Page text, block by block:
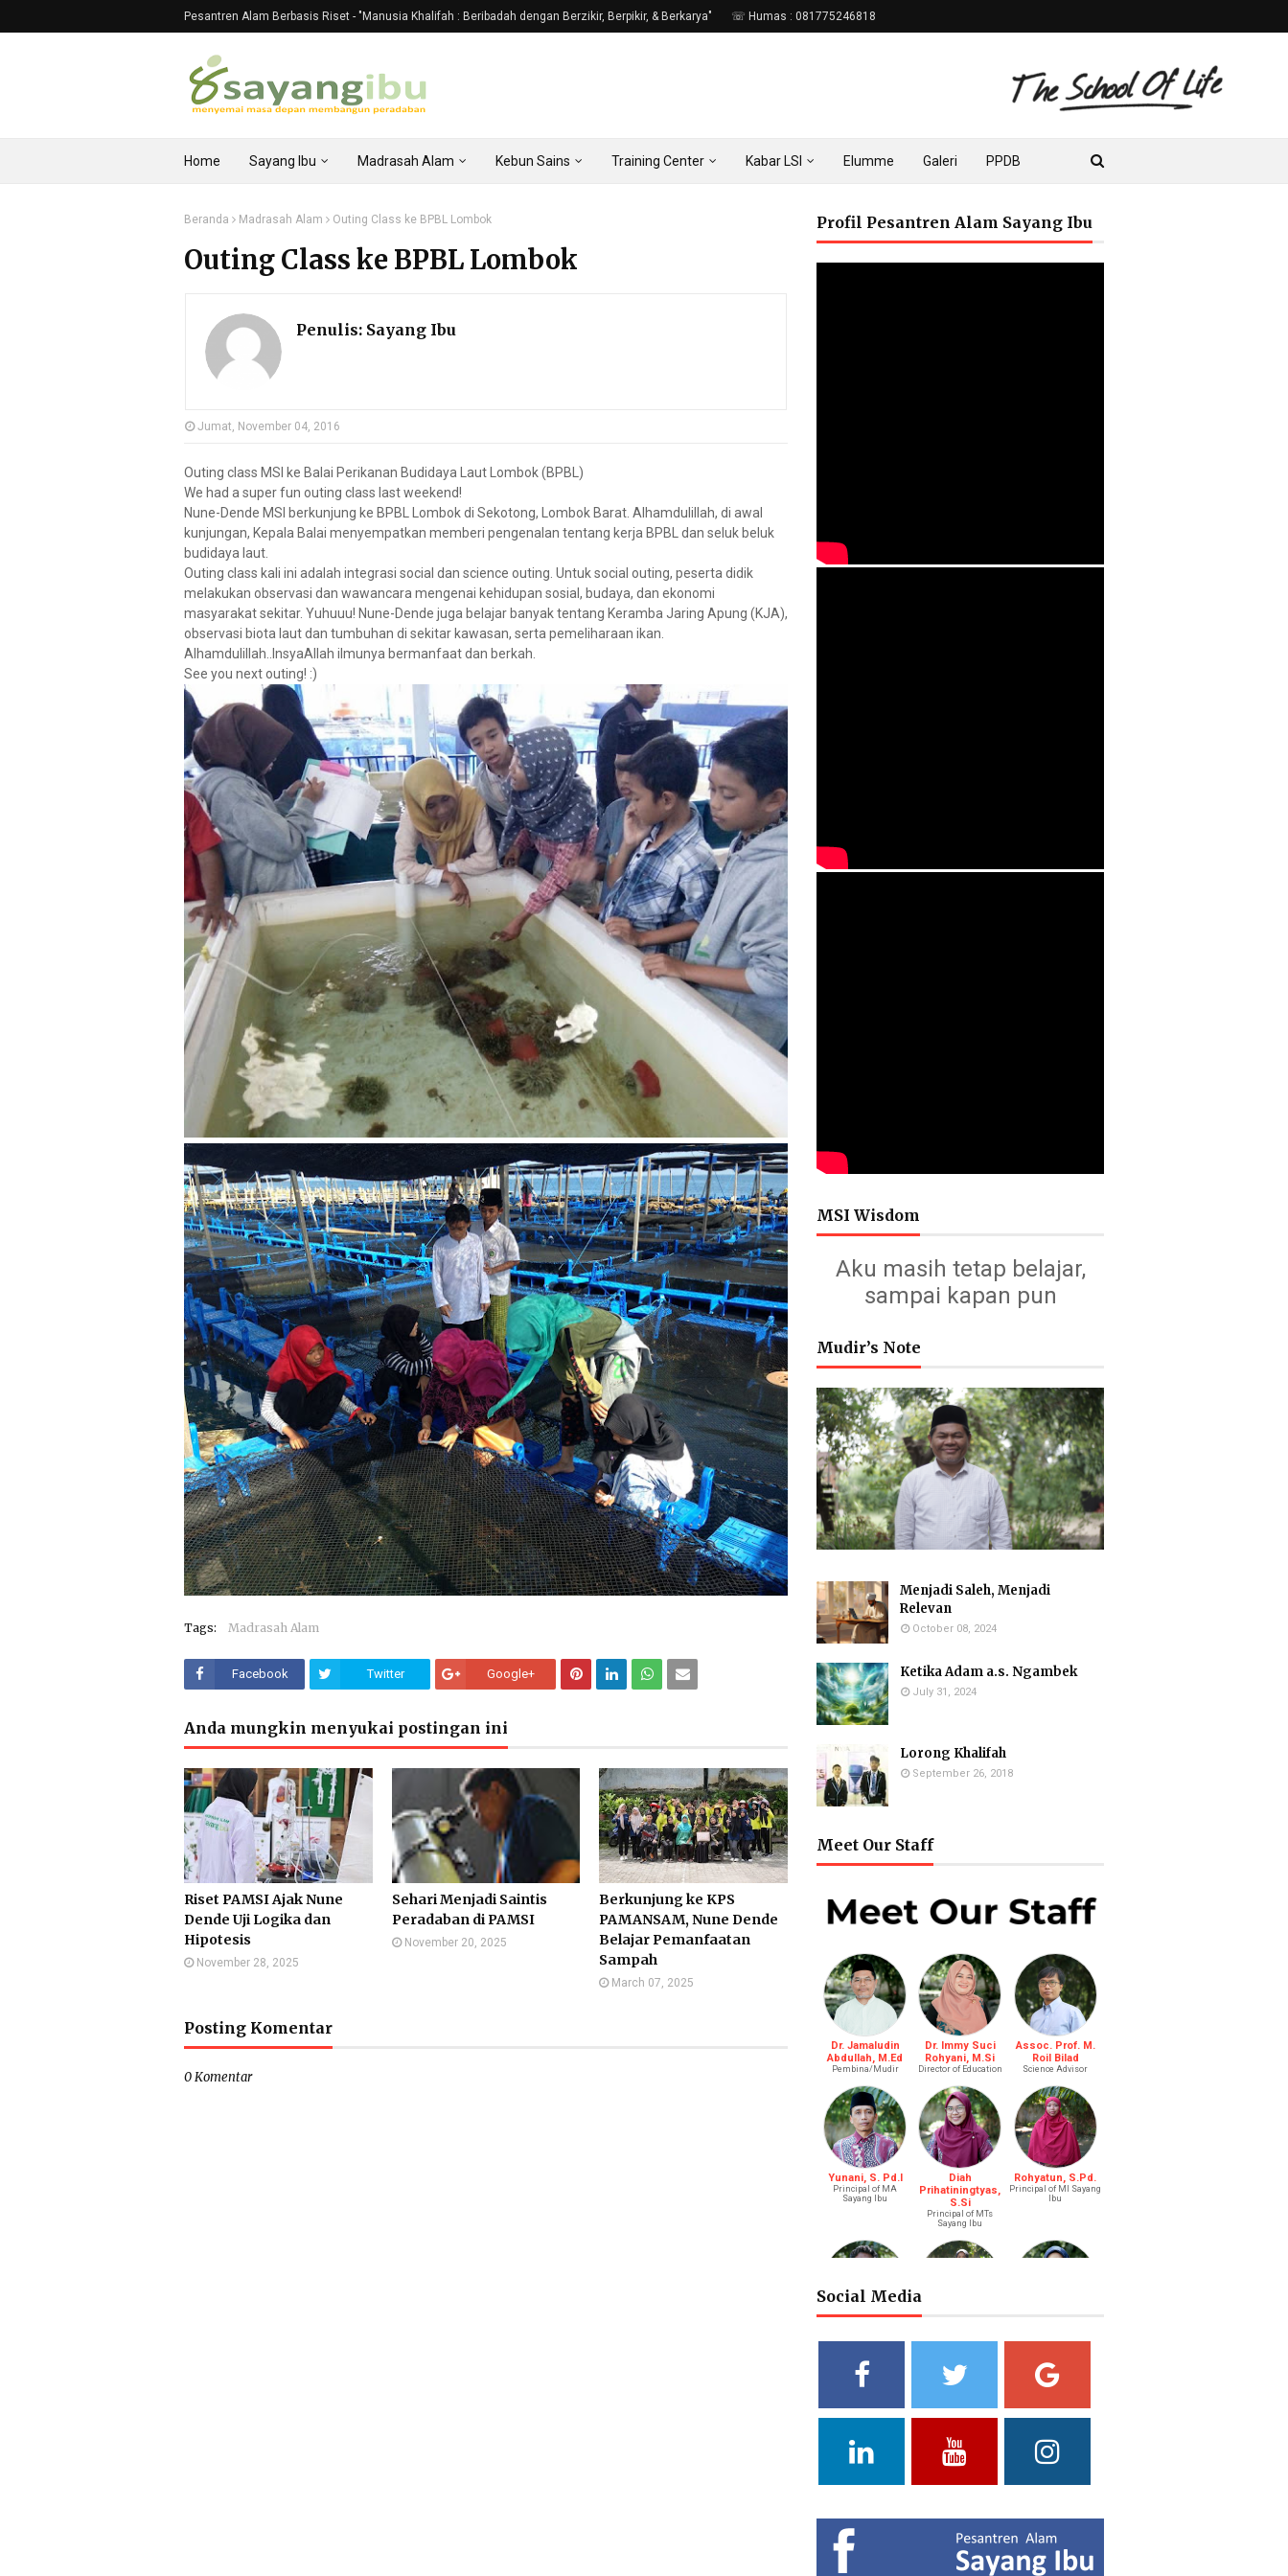
Pesantren Alam Berbasis Riset - "Manusia Khalifah : Beribadah dengan Berzikir, Berpikir, & Berkarya" ☏ Humas : 081775246818
Home Sayang Ibu Madrasah Alam Kebun Sains Training Center Kabar LSI Elumme Galeri PPDB
Beranda Madrasah Alam Outing Class ke BPBL Lombok
Outing Class ke BPBL Lombok
Penulis: Sayang Ibu
Jumat, November 04, 2016
Outing class MSI ke Balai Perikanan Budidaya Laut Lombok (BPBL)
We had a super fun outing class last weekend!
Nune-Dende MSI berkunjung ke BPBL Lombok di Sekotong, Lombok Barat. Alhamdulillah, di awal
kunjungan, Kepala Balai menyempatkan memberi pengenalan tentang kerja BPBL dan seluk beluk
budidaya laut.
Outing class kali ini adalah integrasi social dan science outing. Untuk social outing, peserta didik
melakukan observasi dan wawancara mengenai kehidupan sosial, budaya, dan ekonomi
masyarakat sekitar. Yuhuuu! Nune-Dende juga belajar banyak tentang Keramba Jaring Apung (KJA),
observasi biota laut dan tumbuhan di sekitar kawasan, serta pemeliharaan ikan.
Alhamdulillah..InsyaAllah ilmunya bermanfaat dan berkah.
See you next outing! :)
Tags: Madrasah Alam
Facebook Twitter Google+
Anda mungkin menyukai postingan ini
Riset PAMSI Ajak Nune
Dende Uji Logika dan
Hipotesis
November 28, 2025
Sehari Menjadi Saintis
Peradaban di PAMSI
November 20, 2025
Berkunjung ke KPS
PAMANSAM, Nune Dende
Belajar Pemanfaatan
Sampah
March 07, 2025
Posting Komentar
0 Komentar
Profil Pesantren Alam Sayang Ibu
MSI Wisdom
Aku masih tetap belajar,
sampai kapan pun
Mudir’s Note
Menjadi Saleh, Menjadi
Relevan
October 08, 2024
Ketika Adam a.s. Ngambek
July 31, 2024
Lorong Khalifah
September 26, 2018
Meet Our Staff
Dr. Jamaludin
Abdullah, M.Ed
Pembina/Mudir
Dr. Immy Suci
Rohyani, M.Si
Director of Education
Assoc. Prof. M.
Roil Bilad
Science Advisor
Yunani, S. Pd.I
Principal of MA
Sayang Ibu
Diah
Prihatiningtyas,
S.Si
Principal of MTs
Sayang Ibu
Rohyatun, S.Pd.
Principal of MI Sayang
Ibu
S.Li.
Hizam, M.Pd.
S.E.
Vidya Putri
Deputy Head of Public
Yuliani, S.Pd
Curriculum MA
Fathul Hamdi, S.Si
Curriculum MTs
Social Media